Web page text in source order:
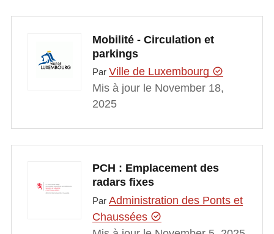
Mobilité - Circulation et
parkings
Par Ville de Luxembourg
Mis à jour le November 18,
2025
PCH : Emplacement des
radars fixes
Par Administration des Ponts et
Chaussées